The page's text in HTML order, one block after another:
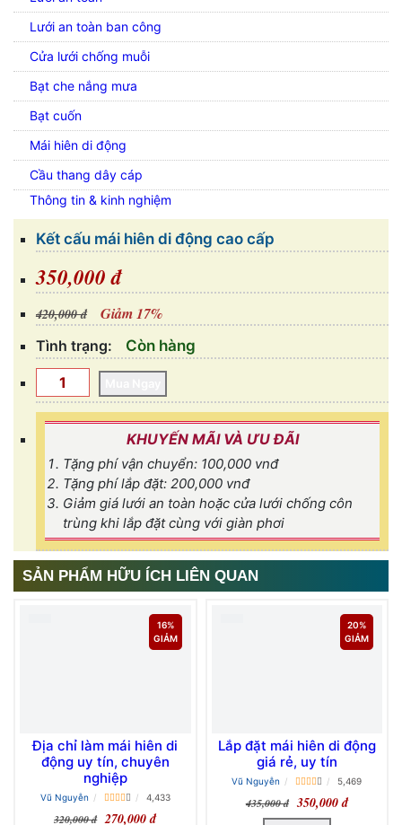
Lưới an toàn
Lưới an toàn ban công
Cửa lưới chống muỗi
Bạt che nắng mưa
Bạt cuốn
Mái hiên di động
Cầu thang dây cáp
Thông tin & kinh nghiệm
Kết cấu mái hiên di động cao cấp
350,000 đ
420,000 đ Giảm 17%
Tình trạng: Còn hàng
KHUYẾN MÃI VÀ ƯU ĐÃI
Tặng phí vận chuyển: 100,000 vnđ
Tặng phí lắp đặt: 200,000 vnđ
Giảm giá lưới an toàn hoặc cửa lưới chống côn
trùng khi lắp đặt cùng với giàn phơi
SẢN PHẨM HỮU ÍCH LIÊN QUAN
16%
GIẢM
Địa chỉ làm mái hiên di
động uy tín, chuyên
nghiệp
20%
GIẢM
Lắp đặt mái hiên di động
giá rẻ, uy tín
435,000 đ 350,000 đ